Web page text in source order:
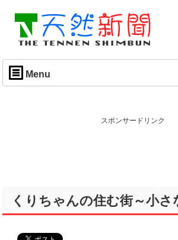
Menu
スポンサードリンク
くりちゃんの住む街～小さ